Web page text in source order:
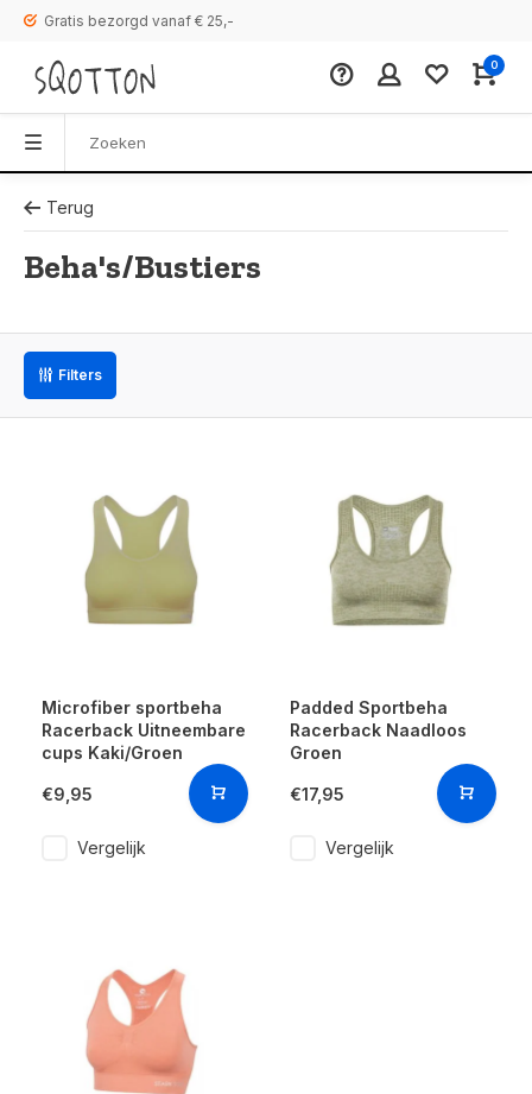
Gratis bezorgd vanaf € 25,-
0
Terug
Beha's/Bustiers
Filters
Microfiber sportbeha
Racerback Uitneembare
cups Kaki/Groen
€9,95
Vergelijk
Padded Sportbeha
Racerback Naadloos
Groen
€17,95
Vergelijk